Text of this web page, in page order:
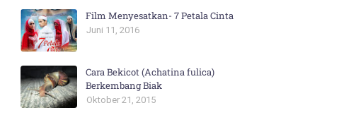
Film Menyesatkan- 7 Petala Cinta
Juni 11, 2016
Cara Bekicot (Achatina fulica)
Berkembang Biak
Oktober 21, 2015